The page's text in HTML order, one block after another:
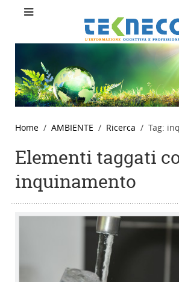
Home AMBIENTE Ricerca Tag:
Elementi taggati
inquinamento